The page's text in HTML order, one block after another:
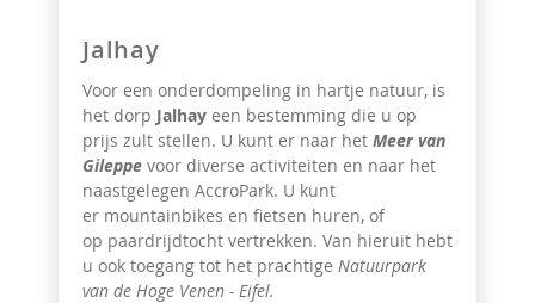
Jalhay
Voor een onderdompeling in hartje natuur, is
het dorp Jalhay een bestemming die u op
prijs zult stellen. U kunt er naar het Meer van
Gileppe voor diverse activiteiten en naar het
naastgelegen AccroPark. U kunt
er mountainbikes en fietsen huren, of
op paardrijdtocht vertrekken. Van hieruit hebt
u ook toegang tot het prachtige Natuurpark
van de Hoge Venen - Eifel.